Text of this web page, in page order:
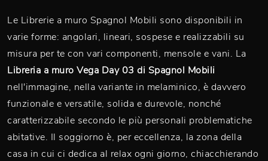
Le Librerie a muro Spagnol Mobili sono disponibili in
varie forme: angolari, lineari, sospese e realizzabili su
misura per te con vari componenti, mensole e vani. La
Libreria a muro Vega Day 03 di Spagnol Mobili
nell'immagine, nella variante in melaminico, è davvero
funzionale e versatile, solida e durevole, nonché
caratterizzabile secondo le più personali problematiche
abitative. Il soggiorno è, per eccellenza, la zona della
casa in cui ci dedica al relax ogni giorno, chiacchierando